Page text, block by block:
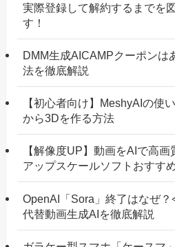
実際登録して解約するまでを
す！
DMM生成AICAMPクーポンは
法を徹底解説
【初心者向け】MeshyAIの使
から3Dを作る方法
【解像度UP】動画をAIで高
アップスケールソフトおすす
OpenAI「Sora」終了はなぜ？
代替動画生成AIを徹底解説